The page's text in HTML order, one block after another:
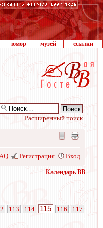
юмор музей ссылки
Расширенный поиск
Регистрация Вход
Календарь ВВ
113 114 115 116 117